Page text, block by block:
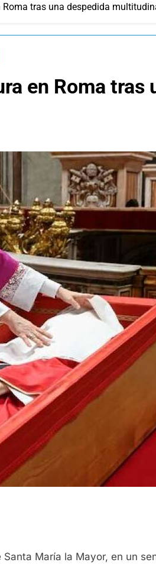
tras una despedida
en Roma tras
María la Mayor, en un